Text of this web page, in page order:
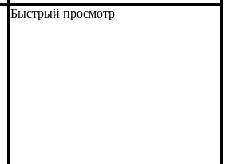
Быстрый просмотр